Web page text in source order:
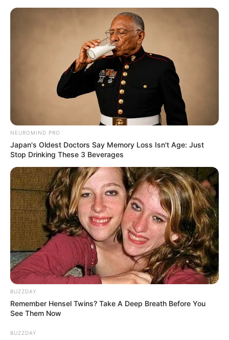
NEUROMIND PRO
Japan's Oldest Doctors Say Memory Loss Isn't Age: Just
Stop Drinking These 3 Beverages
BUZZDAY
Remember Hensel Twins? Take A Deep Breath Before You
See Them Now
BUZZDAY